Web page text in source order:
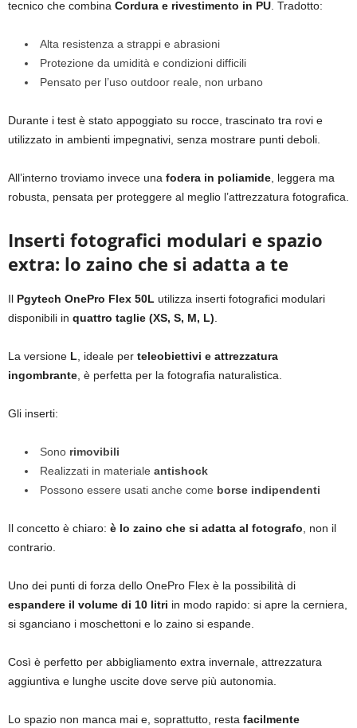
tecnico che combina Cordura e rivestimento in PU . Tradotto:
Alta resistenza a strappi e abrasioni
Protezione da umidità e condizioni difficili
Pensato per l’uso outdoor reale, non urbano
Durante i test è stato appoggiato su rocce, trascinato tra rovi e
utilizzato in ambienti impegnativi, senza mostrare punti deboli.
All’interno troviamo invece una fodera in poliamide , leggera ma
robusta, pensata per proteggere al meglio l’attrezzatura fotografica.
Inserti fotografici modulari e spazio
extra: lo zaino che si adatta a te
Il Pgytech OnePro Flex 50L utilizza inserti fotografici modulari
disponibili in quattro taglie (XS, S, M, L)
La versione L , ideale per teleobiettivi e attrezzatura
ingombrante , è perfetta per la fotografia naturalistica.
Gli inserti:
Sono rimovibili
Realizzati in materiale antishock
Possono essere usati anche come borse indipendenti
Il concetto è chiaro: è lo zaino che si adatta al fotografo , non il
contrario.
Uno dei punti di forza dello OnePro Flex è la possibilità di
espandere il volume di 10 litri in modo rapido: si apre la cerniera,
si sganciano i moschettoni e lo zaino si espande.
Così è perfetto per abbigliamento extra invernale, attrezzatura
aggiuntiva e lunghe uscite dove serve più autonomia.
Lo spazio non manca mai e, soprattutto, resta facilmente